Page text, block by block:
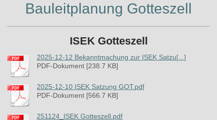
Bauleitplanung Gotteszell
ISEK Gotteszell
2025-12-12 Bekanntmachung zur ISEK Satzu[...]
PDF-Dokument [238.7 KB]
2025-12-10 ISEK Satzung GOT.pdf
PDF-Dokument [566.7 KB]
251124_ISEK Gotteszell.pdf